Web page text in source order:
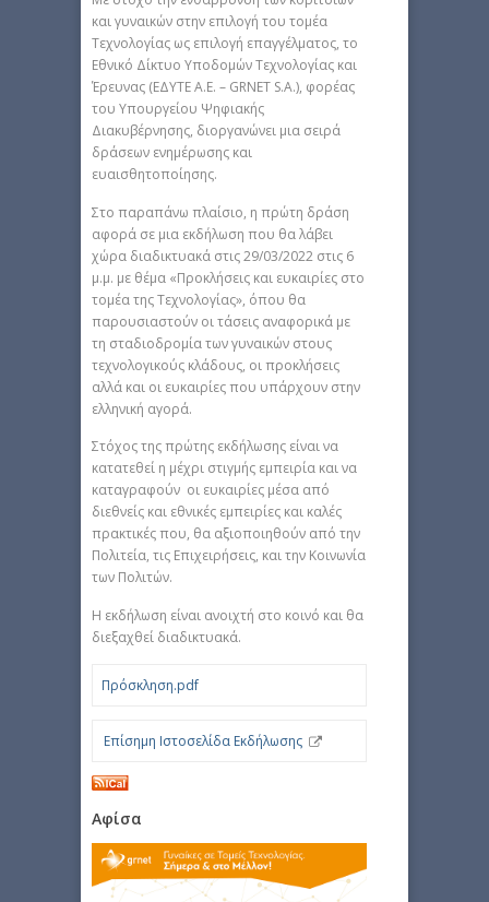
και γυναικών στην επιλογή του τομέα
Τεχνολογίας ως επιλογή επαγγέλματος, το
Εθνικό Δίκτυο Υποδομών Τεχνολογίας και
Έρευνας (ΕΔΥΤΕ Α.Ε. – GRNET S.A.), φορέας
του Υπουργείου Ψηφιακής
Διακυβέρνησης, διοργανώνει μια σειρά
δράσεων ενημέρωσης και
ευαισθητοποίησης.
Στο παραπάνω πλαίσιο, η πρώτη δράση
αφορά σε μια εκδήλωση που θα λάβει
χώρα διαδικτυακά στις 29/03/2022 στις 6
μ.μ. με θέμα «Προκλήσεις και ευκαιρίες στο
τομέα της Τεχνολογίας», όπου θα
παρουσιαστούν οι τάσεις αναφορικά με
τη σταδιοδρομία των γυναικών στους
τεχνολογικούς κλάδους, οι προκλήσεις
αλλά και οι ευκαιρίες που υπάρχουν στην
ελληνική αγορά.
Στόχος της πρώτης εκδήλωσης είναι να
κατατεθεί η μέχρι στιγμής εμπειρία και να
καταγραφούν οι ευκαιρίες μέσα από
διεθνείς και εθνικές εμπειρίες και καλές
πρακτικές που, θα αξιοποιηθούν από την
Πολιτεία, τις Επιχειρήσεις, και την Κοινωνία
των Πολιτών.
Η εκδήλωση είναι ανοιχτή στο κοινό και θα
διεξαχθεί διαδικτυακά.
Πρόσκληση.pdf
Επίσημη Ιστοσελίδα Εκδήλωσης
Αφίσα